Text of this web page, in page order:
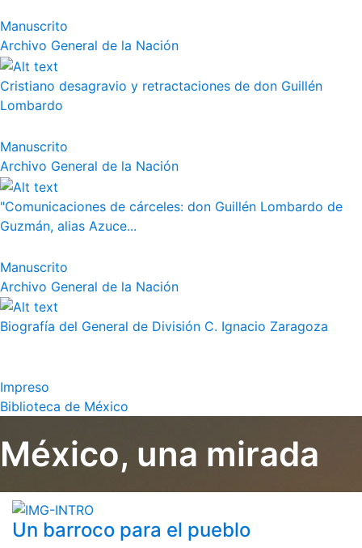
Manuscrito
Archivo General de la Nación
Cristiano desagravio y retractaciones de don Guillén
Lombardo
Manuscrito
Archivo General de la Nación
"Comunicaciones de cárceles: don Guillén Lombardo de
Guzmán, alias Azuce...
Manuscrito
Archivo General de la Nación
Biografía del General de División C. Ignacio Zaragoza
Impreso
Biblioteca de México
México, una mirada
Un barroco para el pueblo